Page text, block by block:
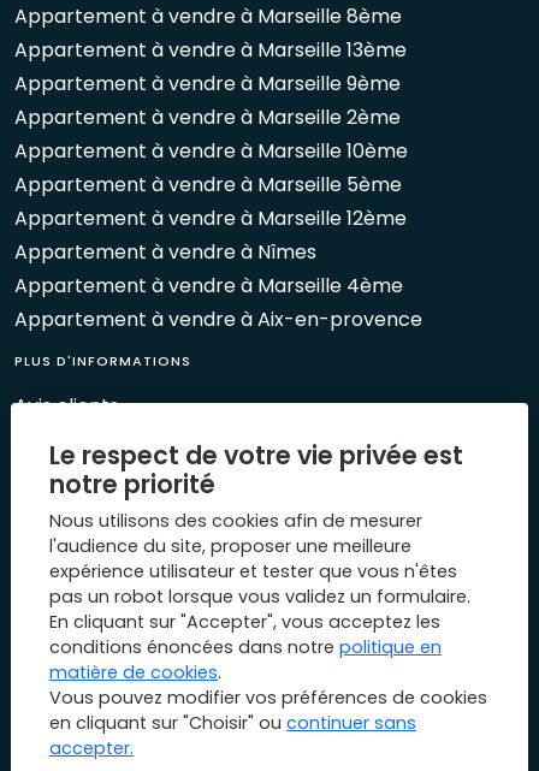
Le respect de votre vie privée est
notre priorité
Nous utilisons des cookies afin de mesurer
l'audience du site, proposer une meilleure
expérience utilisateur et tester que vous n'êtes
pas un robot lorsque vous validez un formulaire.
En cliquant sur "Accepter", vous acceptez les
conditions énoncées dans notre politique en
matière de cookies.
Vous pouvez modifier vos préférences de cookies
en cliquant sur "Choisir" ou continuer sans
accepter.
Appartement à vendre à Marseille 8ème
Appartement à vendre à Marseille 13ème
Appartement à vendre à Marseille 9ème
Appartement à vendre à Marseille 2ème
Appartement à vendre à Marseille 10ème
Appartement à vendre à Marseille 5ème
Appartement à vendre à Marseille 12ème
Appartement à vendre à Nîmes
Appartement à vendre à Marseille 4ème
Appartement à vendre à Aix-en-provence
PLUS D'INFORMATIONS
Avis clients
Le Mag 1894
Nos évènements
Biens vendus
Plan du site
Mentions légales
Nous contacter